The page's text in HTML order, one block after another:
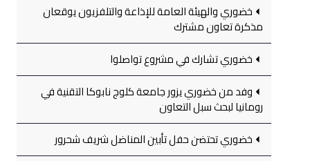
خضوري والهيئة العامة للإذاعة والتلفزيون يوقعان
مذكرة تعاون مشترك
خضوري تشارك في مشروع تواصلوا
وفد من خضوري يزور جامعة كلوج نابوكا التقنية في
رومانيا لبحث سبل التعاون
خضوري تحتضن حفل تأبين المناضل شريف شحرور